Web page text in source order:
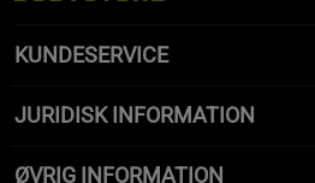
KUNDESERVICE
JURIDISK INFORMATION
ØVRIG INFORMATION